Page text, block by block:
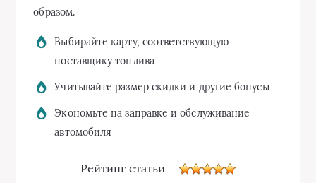
образом.
Выбирайте карту, соответствующую
поставщику топлива
Учитывайте размер скидки и другие бонусы
Экономьте на заправке и обслуживание
автомобиля
Рейтинг статьи